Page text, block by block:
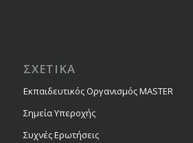
ΣΧΕΤΙΚΑ
Εκπαιδευτικός Οργανισμός MASTER
Σημεία Υπεροχής
Συχνές Ερωτήσεις